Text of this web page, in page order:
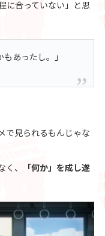
に合っていない」と思
あったし。」
で見られるもんじゃな
、
「何か」を成し遂